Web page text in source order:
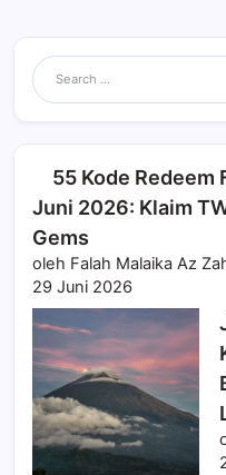
55 Kode Redeem
Juni 2026: Klaim
Gems
oleh Falah Malaika Az
29 Juni 2026